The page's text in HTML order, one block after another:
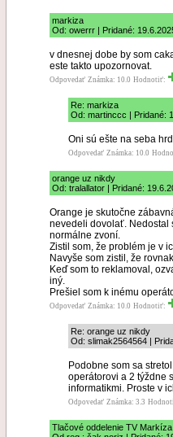
markiza
Od: owerrr | Pridané:
v dnesnej dobe by som
este takto upozornovat.
Odpovedať Známka: 10.0 Hodnotiť:
Re: markiza
Od: martinccc | Pridané:
Oni sú ešte na seba
Odpovedať Známka: 10.0
orange uz nikdy
Od: tralallator | Pridané:
Orange je skutočne
nevedeli dovolať. Nedostal
normálne zvoní.
Zistil som, že problém je v
Navyše som zistil, že
Keď som to reklamoval,
iný.
Prešiel som k inému
Odpovedať Známka: 10.0 Hodnotiť:
Re: orange uz nikdy
Od: slimak2564564 |
Podobne som sa
operátorovi a 2 týždne
informatikmi. Proste v
Odpovedať Známka: 3.3
Tlačové oddelenie TV Markíza